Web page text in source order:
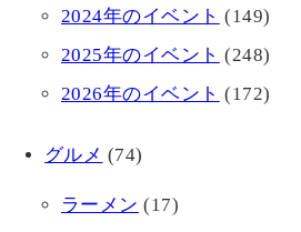
2024年のイベント (149)
2025年のイベント (248)
2026年のイベント (172)
グルメ (74)
ラーメン (17)